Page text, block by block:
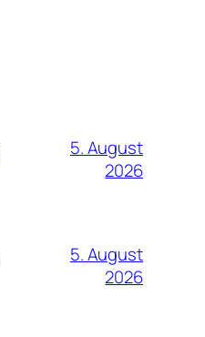
5. August
2026
5. August
2026